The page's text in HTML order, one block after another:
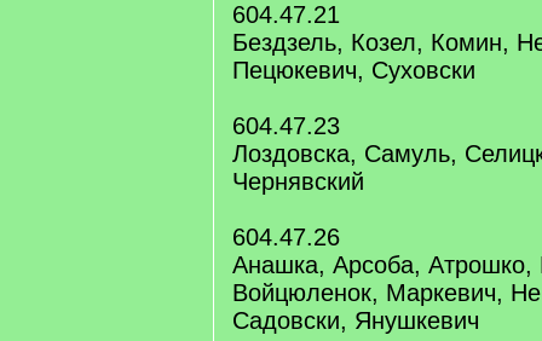
604.47.21
Бездзель, Козел, Комин,
Пецюкевич, Суховски
604.47.23
Лоздовска, Самуль,
Чернявский
604.47.26
Анашка, Арсоба, Атрошко,
Войцюленок, Маркевич,
Садовски, Янушкевич